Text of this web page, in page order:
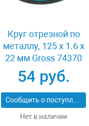
Круг отрезной по
металлу, 125 х 1.6 х
22 мм Gross 74370
54 руб.
Сообщить о поступлении
Нет в наличии